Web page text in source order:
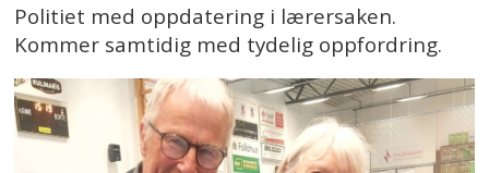
Politiet med oppdatering i lærersaken.
Kommer samtidig med tydelig oppfordring.